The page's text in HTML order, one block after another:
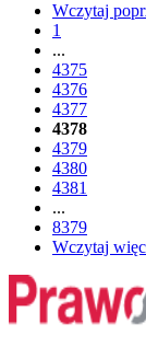
Wczytaj
1
...
4375
4376
4377
4378
4379
4380
4381
...
8379
Wczytaj